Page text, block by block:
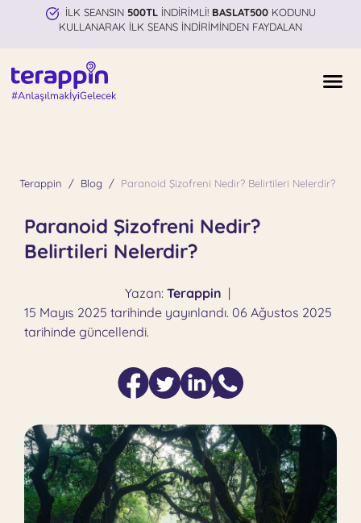
İLK SEANSIN 500TLİNDİRİMLİ! BASLAT500KODUNU
KULLANARAK İLK SEANS İNDİRİMİNDEN FAYDALAN
Terappin Blog Paranoid Şizofreni Nedir? Belirtileri Nelerdir?
Paranoid Şizofreni Nedir?
Belirtileri Nelerdir?
Yazan: Terappin |
15 Mayıs 2025 tarihinde yayınlandı. 06 Ağustos 2025
tarihinde güncellendi.